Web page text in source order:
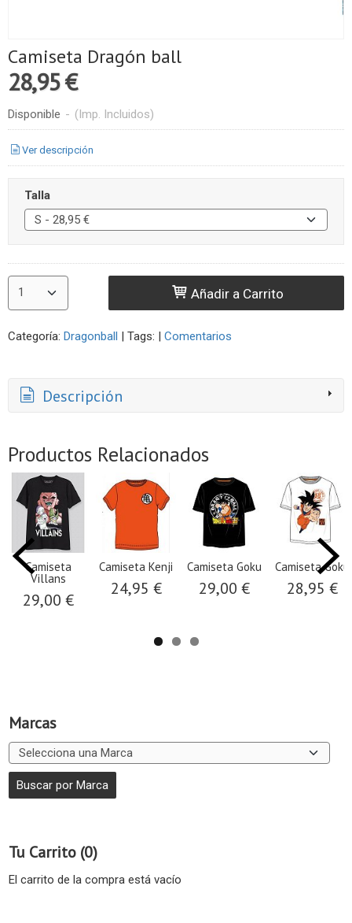
Marcas
Tu Carrito (0)
El carrito de la compra está vacío
Camiseta Dragón ball
28,95 €
Disponible - (Imp. Incluidos)
Ver descripción
Talla
Añadir a Carrito
Categoría: Dragonball | Tags: | Comentarios
Descripción
Productos Relacionados
Camiseta
Villans
29,00 €
Camiseta Kenji
24,95 €
Camiseta Goku
29,00 €
Camiseta Goku
28,95 €